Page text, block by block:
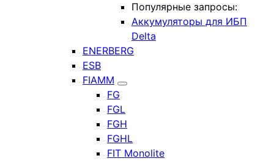
Популярные запросы:
Аккумуляторы для ИБП
Delta
ENERBERG
ESB
FIAMM
FG
FGL
FGH
FGHL
FIT Monolite